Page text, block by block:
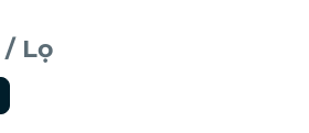
/ Lọ